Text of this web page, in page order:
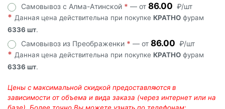
Самовывоз с Алма-Атинской * — от 86.00 ₽/шт
* Данная цена действительна при покупке КРАТНО фурам
6336 шт.
Самовывоз из Преображенки * — от 86.00 ₽/шт
* Данная цена действительна при покупке КРАТНО фурам
6336 шт.
Цены с максимальной скидкой предоставляются в
зависимости от объема и вида заказа (через интернет или на